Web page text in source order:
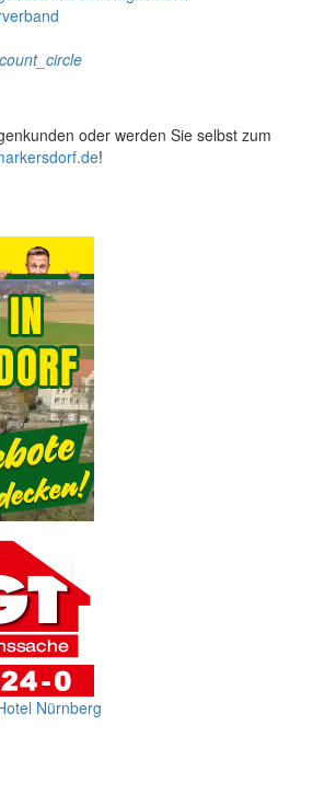
oder werden Sie selbst zum
!
Nürnberg